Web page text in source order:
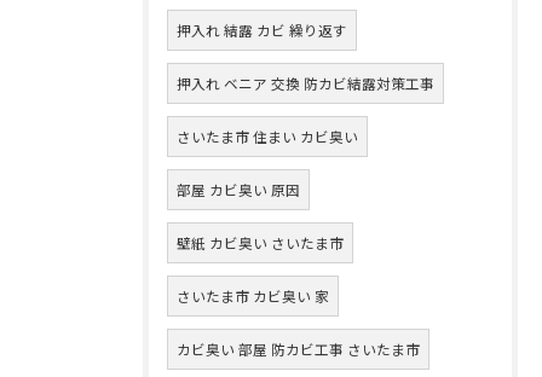
押入れ 結露 カビ 繰り返す
押入れ ベニア 交換 防カビ結露対策工事
さいたま市 住まい カビ臭い
部屋 カビ臭い 原因
壁紙 カビ臭い さいたま市
さいたま市 カビ臭い 家
カビ臭い 部屋 防カビ工事 さいたま市